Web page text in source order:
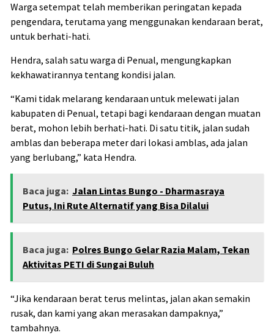
Warga setempat telah memberikan peringatan kepada
pengendara, terutama yang menggunakan kendaraan berat,
untuk berhati-hati.
Hendra, salah satu warga di Penual, mengungkapkan
kekhawatirannya tentang kondisi jalan.
“Kami tidak melarang kendaraan untuk melewati jalan
kabupaten di Penual, tetapi bagi kendaraan dengan muatan
berat, mohon lebih berhati-hati. Di satu titik, jalan sudah
amblas dan beberapa meter dari lokasi amblas, ada jalan
yang berlubang,” kata Hendra.
Baca juga: Jalan Lintas Bungo - Dharmasraya
Putus, Ini Rute Alternatif yang Bisa Dilalui
Baca juga: Polres Bungo Gelar Razia Malam, Tekan
Aktivitas PETI di Sungai Buluh
“Jika kendaraan berat terus melintas, jalan akan semakin
rusak, dan kami yang akan merasakan dampaknya,”
tambahnya.